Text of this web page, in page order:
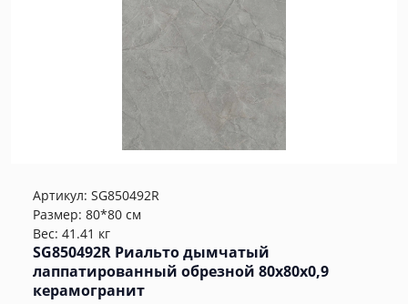
Артикул: SG850492R
Размер: 80*80 см
Вес: 41.41 кг
SG850492R Риальто дымчатый
лаппатированный обрезной 80x80x0,9
керамогранит